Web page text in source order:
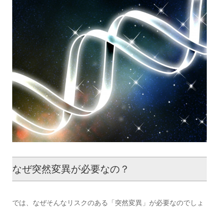
なぜ突然変異が必要なの？
では、なぜそんなリスクのある「突然変異」が必要なのでしょ